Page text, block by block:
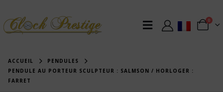
0
ACCUEIL
PENDULES
PENDULE AU PORTEUR SCULPTEUR : SALMSON / HORLOGER :
FARRET